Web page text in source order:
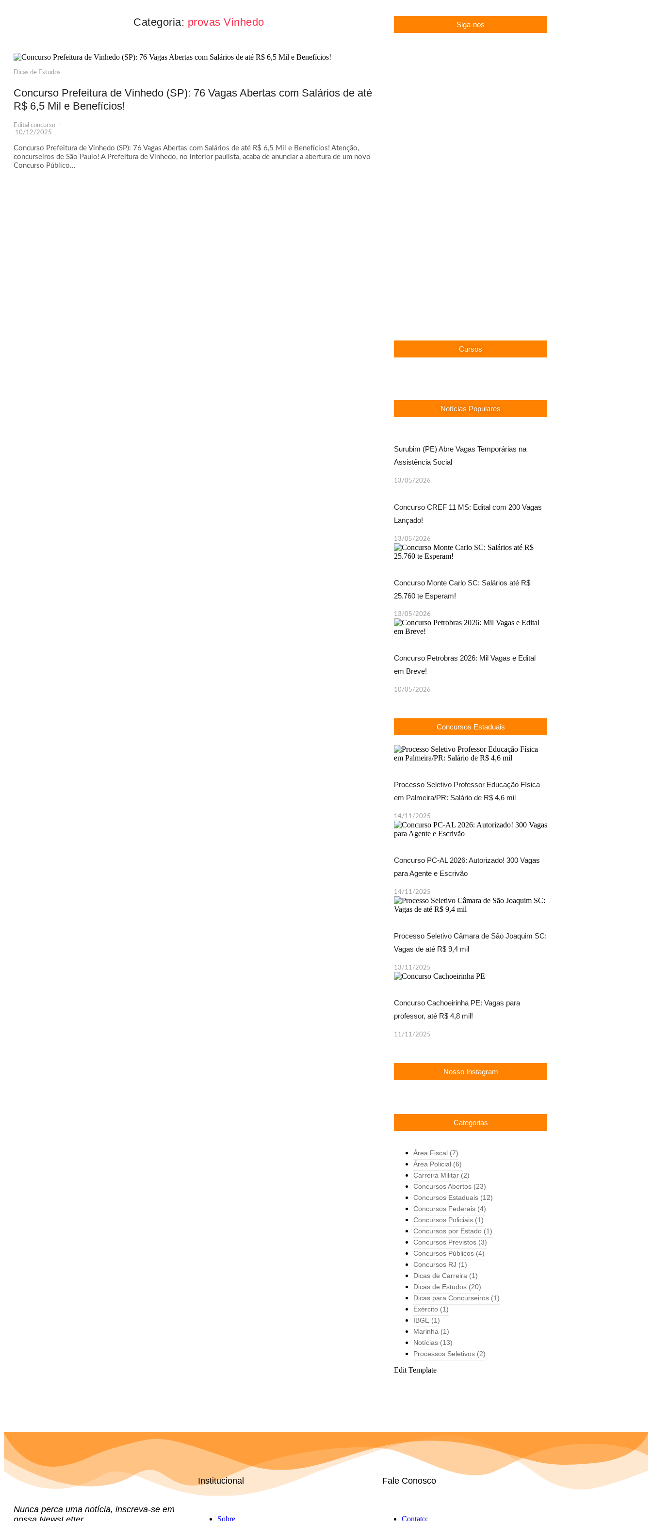
Categoria: provas Vinhedo
Dicas de Estudos
Concurso Prefeitura de Vinhedo (SP): 76 Vagas Abertas com Salários de até
R$ 6,5 Mil e Benefícios!
Edital concurso -
10/12/2025
Concurso Prefeitura de Vinhedo (SP): 76 Vagas Abertas com Salários de até R$ 6,5 Mil e Benefícios! Atenção,
concurseiros de São Paulo! A Prefeitura de Vinhedo, no interior paulista, acaba de anunciar a abertura de um novo
Concurso Público...
Siga-nos
Cursos
Notícias Populares
Surubim (PE) Abre Vagas Temporárias na
Assistência Social
13/05/2026
Concurso CREF 11 MS: Edital com 200 Vagas
Lançado!
13/05/2026
Concurso Monte Carlo SC: Salários até R$
25.760 te Esperam!
13/05/2026
Concurso Petrobras 2026: Mil Vagas e Edital
em Breve!
10/05/2026
Concursos Estaduais
Processo Seletivo Professor Educação Física
em Palmeira/PR: Salário de R$ 4,6 mil
14/11/2025
Concurso PC-AL 2026: Autorizado! 300 Vagas
para Agente e Escrivão
14/11/2025
Processo Seletivo Câmara de São Joaquim SC:
Vagas de até R$ 9,4 mil
13/11/2025
Concurso Cachoeirinha PE: Vagas para
professor, até R$ 4,8 mil!
11/11/2025
Nosso Instagram
Categorias
Área Fiscal (7)
Área Policial (6)
Carreira Militar (2)
Concursos Abertos (23)
Concursos Estaduais (12)
Concursos Federais (4)
Concursos Policiais (1)
Concursos por Estado (1)
Concursos Previstos (3)
Concursos Públicos (4)
Concursos RJ (1)
Dicas de Carreira (1)
Dicas de Estudos (20)
Dicas para Concurseiros (1)
Exército (1)
IBGE (1)
Marinha (1)
Notícias (13)
Processos Seletivos (2)
Edit Template
Nunca perca uma notícia, inscreva-se em
Institucional
Sobre
Fale Conosco
Contato: